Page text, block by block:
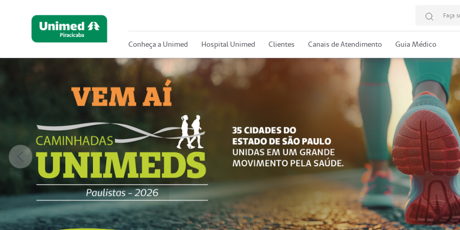
Faça
Conheça a Unimed Hospital Unimed Clientes Canais de Atendimento Guia Médico
Anterior